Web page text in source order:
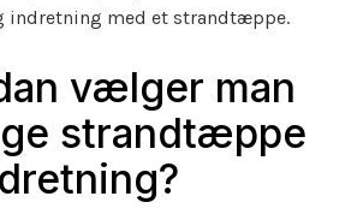
indretning med et strandtæppe.
vælger man
strandtæppe